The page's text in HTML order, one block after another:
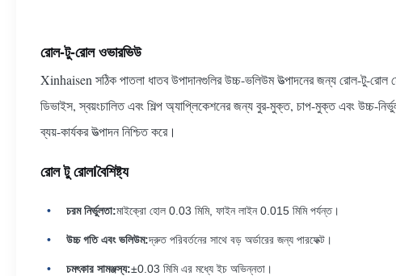
রোল-টু-রোল ওভারভিউ
Xinhaisen সঠিক পাতলা ধাতব উপাদানগুলির উচ্চ-ভলিউম উত্পাদনের জন্য রোল-টু-রোল
ডিভাইস, স্বয়ংচালিত এবং শিল্প অ্যাপ্লিকেশনের জন্য বুর-মুক্ত, চাপ-মুক্ত এবং উচ্চ-
ব্যয়-কার্যকর উত্পাদন নিশ্চিত করে।
রোল টু রোলlবৈশিষ্ট্য
চরম নির্ভুলতা:মাইক্রো হোল 0.03 মিমি, ফাইন লাইন 0.015 মিমি পর্যন্ত।
উচ্চ গতি এবং ভলিউম:দ্রুত পরিবর্তনের সাথে বড় অর্ডারের জন্য পারফেক্ট।
চমৎকার সামঞ্জস্য:±0.03 মিমি এর মধ্যে ইচ অভিন্নতা।